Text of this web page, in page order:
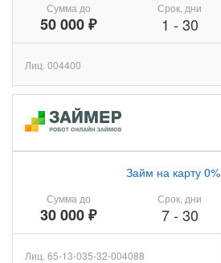
Сумма до
50 000 ₽
Срок, дни
1 - 30
Лиц. 004400
Сумма до
30 000 ₽
Займ на карту 0%
Срок, дни
7- 30
Лиц. 65-13-035-32-004088